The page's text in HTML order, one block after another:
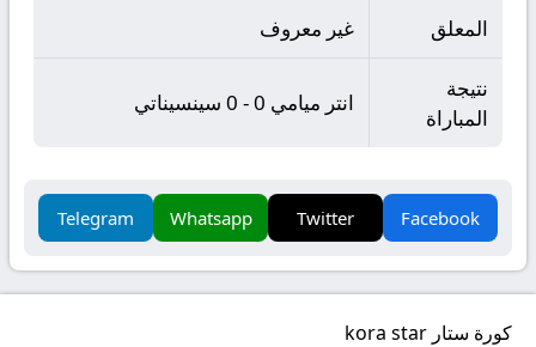
المعلق غير معروف
نتيجة
المباراة
انتر ميامي 0 - 0 سينسيناتي
Facebook
Twitter
Whatsapp
Telegram
كورة ستار kora star